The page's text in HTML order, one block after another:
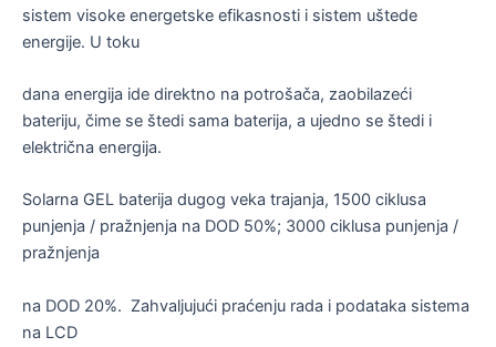
sistem visoke energetske efikasnosti i sistem uštede
energije. U toku
dana energija ide direktno na potrošača, zaobilazeći
bateriju, čime se štedi sama baterija, a ujedno se štedi i
električna energija.
Solarna GEL baterija dugog veka trajanja, 1500 ciklusa
punjenja / pražnjenja na DOD 50%; 3000 ciklusa punjenja /
pražnjenja
na DOD 20%. Zahvaljujući praćenju rada i podataka sistema
na LCD